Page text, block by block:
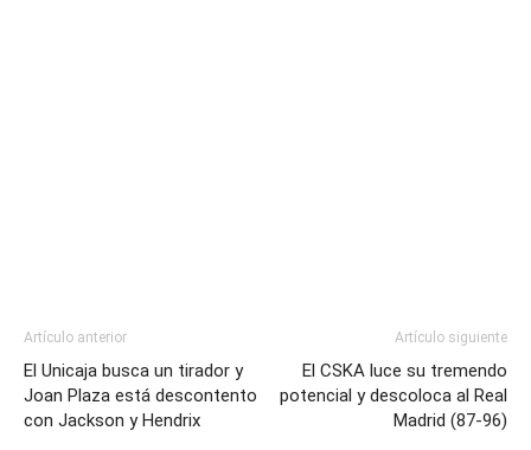
Artículo anterior
El Unicaja busca un tirador y
Joan Plaza está descontento
con Jackson y Hendrix
Artículo siguiente
El CSKA luce su tremendo
potencial y descoloca al Real
Madrid (87-96)